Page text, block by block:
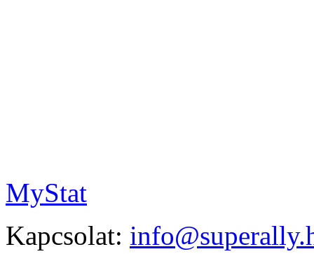
MyStat
Kapcsolat: